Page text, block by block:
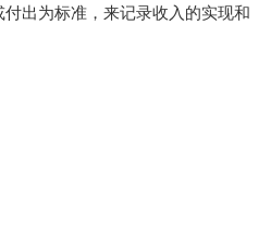
出为标准，来记录收入的实现和